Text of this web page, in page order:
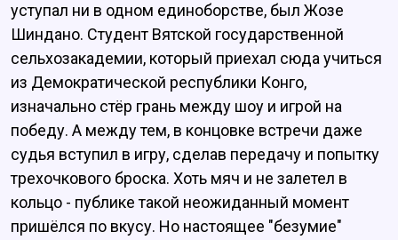
уступал ни в одном единоборстве, был Жозе
Шиндано. Студент Вятской государственной
сельхозакадемии, который приехал сюда учиться
из Демократической республики Конго,
изначально стёр грань между шоу и игрой на
победу. А между тем, в концовке встречи даже
судья вступил в игру, сделав передачу и попытку
трехочкового броска. Хоть мяч и не залетел в
кольцо - публике такой неожиданный момент
пришёлся по вкусу. Но настоящее "безумие"